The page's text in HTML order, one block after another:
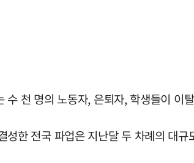
수 천 명의 노동자, 은퇴자, 학생들이 이
성한 전국 파업은 지난달 두 차례의 대규